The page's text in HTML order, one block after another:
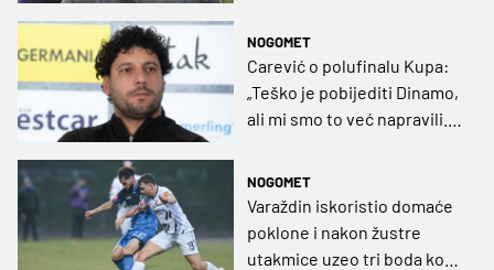
NOGOMET
Carević o polufinalu Kupa:
„Teško je pobijediti Dinamo,
ali mi smo to već napravili.
NOGOMET
Varaždin iskoristio domaće
poklone i nakon žustre
utakmice uzeo tri boda kod